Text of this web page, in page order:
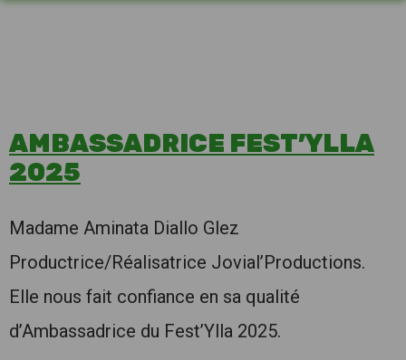
AMBASSADRICE FEST’YLLA
2025
Madame Aminata Diallo Glez
Productrice/Réalisatrice Jovial’Productions.
Elle nous fait confiance en sa qualité
d’Ambassadrice du Fest’Ylla 2025.